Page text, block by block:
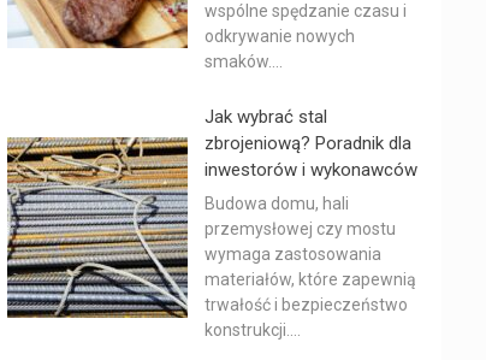
wspólne spędzanie czasu i
odkrywanie nowych
smaków....
Jak wybrać stal
zbrojeniową? Poradnik dla
inwestorów i wykonawców
Budowa domu, hali
przemysłowej czy mostu
wymaga zastosowania
materiałów, które zapewnią
trwałość i bezpieczeństwo
konstrukcji....